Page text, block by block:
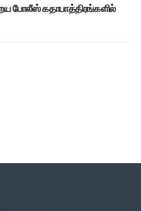
போலீஸ் கதாபாத்திரங்களில்